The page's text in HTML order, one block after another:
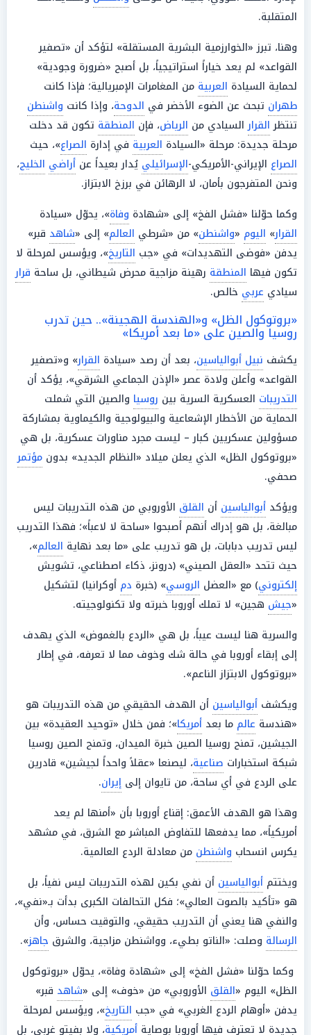
المتقلبة.
وهنا، تبرز «الخوارزمية البشرية المستقلة» لتؤكد أن «تصفير
القواعد» لم يعد خياراً استراتيجياً، بل أصبح «ضرورة وجودية»
لحماية السيادة العربية من المغامرات الإمبريالية؛ فإذا كانت
طهران تبحث عن الضوء الأخضر في الدوحة، وإذا كانت واشنطن
تنتظرالقرارالسيادي من الرياض، فإن المنطقة تكون قد دخلت
مرحلة جديدة: مرحلة «السيادة العربية في إدارة الصراع»، حيث
الصراع الإيراني-الأمريكي-الإسرائيلي يُدار بعيداً عن أراضي الخليج،
ونحن المتفرجون بأمان، لا الرهائن في برزخ الابتزاز.
وكما حوّلنا «فشل الفخ» إلى «شهادة وفاة»، يحوّل «سيادة
القرار» اليوم «واشنطن» من «شرطي العالم» إلى «شاهد قبر»
يدفن «فوضى التهديدات» في «جب التاريخ»، ويؤسس لمرحلة لا
تكون فيها المنطقة رهينة مزاجية محرض شيطاني، بل ساحة قرار
سيادي عربي خالص.
«بروتوكول الظل» و«الهندسة الهجينة».. حين تدرب
روسيا والصين على «ما بعد أمريكا»
يكشف نبيل أبوالياسين، بعد أن رصد «سيادة القرار» و«تصفير
القواعد» وأعلن ولادة عصر «الإذن الجماعي الشرقي»، يؤكد أن
التدريبات العسكرية السرية بين روسيا والصين التي شملت
الحماية من الأخطار الإشعاعية والبيولوجية والكيماوية بمشاركة
مسؤولين عسكريين كبار – ليست مجرد مناورات عسكرية، بل هي
«بروتوكول الظل» الذي يعلن ميلاد «النظام الجديد» بدون مؤتمر
صحفي.
ويؤكد أبوالياسين أن القلق الأوروبي من هذه التدريبات ليس
مبالغة، بل هو إدراك أنهم أصبحوا «ساحة لا لاعباً»؛ فهذا التدريب
ليس تدريب دبابات، بل هو تدريب على «ما بعد نهاية العالم»،
حيث تتحد «العقل الصيني» (درونز، ذكاء اصطناعي، تشويش
إلكتروني) مع «العضل الروسي» (خبرة دم أوكرانيا) لتشكيل
«جيش هجين» لا تملك أوروبا خبرته ولا تكنولوجيته.
والسرية هنا ليست عيباً، بل هي «الردع بالغموض» الذي يهدف
إلى إبقاء أوروبا في حالة شك وخوف مما لا تعرفه، في إطار
«بروتوكول الابتزاز الناعم».
ويكشف أبوالياسين أن الهدف الحقيقي من هذه التدريبات هو
«هندسة عالم ما بعد أمريكا»؛ فمن خلال «توحيد العقيدة» بين
الجيشين، تمنح روسيا الصين خبرة الميدان، وتمنح الصين روسيا
شبكة استخبارات صناعية، ليصنعا «عقلاً واحداً لجيشين» قادرين
على الردع في أي ساحة، من تايوان إلى إيران.
وهذا هو الهدف الأعمق: إقناع أوروبا بأن «أمنها لم يعد
أمريكياً»، مما يدفعها للتفاوض المباشر مع الشرق، في مشهد
يكرس انسحاب واشنطن من معادلة الردع العالمية.
ويختتم أبوالياسين أن نفي بكين لهذه التدريبات ليس نفياً، بل
هو «تأكيد بالصوت العالي»؛ فكل التحالفات الكبرى بدأت بـ«نفي»،
والنفي هنا يعني أن التدريب حقيقي، والتوقيت حساس، وأن
الرسالة وصلت: «الناتو بطيء، وواشنطن مزاجية، والشرق جاهز».
وكما حوّلنا «فشل الفخ» إلى «شهادة وفاة»، يحوّل «بروتوكول
الظل» اليوم «القلق الأوروبي» من «خوف» إلى «شاهد قبر»
يدفن «أوهام الردع الغربي» في «جب التاريخ»، ويؤسس لمرحلة
جديدة لا تعترف فيها أوروبا بوصاية أمريكية، ولا بفيتو غربي، بل